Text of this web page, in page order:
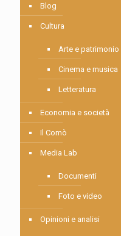
Blog
Cultura
Arte e patrimonio
Cinema e musica
Letteratura
Economia e società
Il Comò
Media Lab
Documenti
Foto e video
Opinioni e analisi